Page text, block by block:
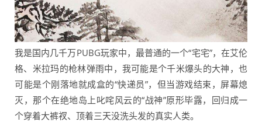
我是国内几千万PUBG玩家中，最普通的一个“宅宅”，在艾伦
格、米拉玛的枪林弹雨中，我可能是个千米爆头的大神，也
可能是个刚落地就成盒的“快递员”，但当游戏结束，屏幕熄
灭，那个在绝地岛上叱咤风云的“战神”原形毕露，回归成一
个穿着大裤衩、顶着三天没洗头发的真实人类。